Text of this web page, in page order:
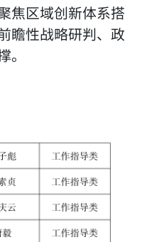
焦区域创新体系搭
瞻性战略研判、政
。